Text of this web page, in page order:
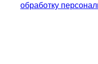
обработку